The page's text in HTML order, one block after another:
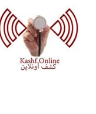
Skip
content